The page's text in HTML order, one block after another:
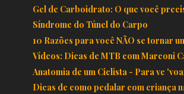
Gel de Carboidrato: O que você
Síndrome do Túnel do Carpo
10 Razões para você NÃO se tornar
Vídeos: Dicas de MTB com Marconi
Anatomia de um Ciclista - Para vc
Dicas de como pedalar com criança